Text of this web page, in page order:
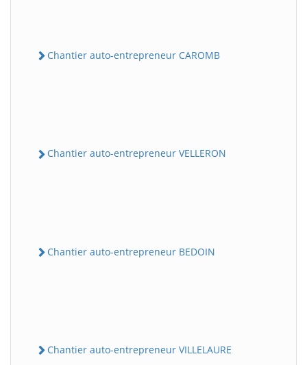
Chantier auto-entrepreneur CAROMB
Chantier auto-entrepreneur VELLERON
Chantier auto-entrepreneur BEDOIN
Chantier auto-entrepreneur VILLELAURE